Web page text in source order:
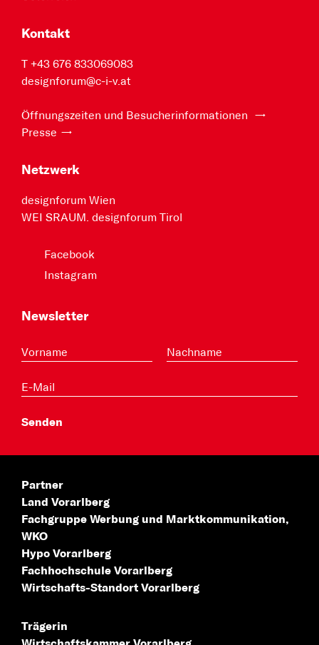
Kontakt
T +43 676 833069083
designforum@c-i-v.at
Öffnungszeiten und Besucherinformationen
Presse
Netzwerk
designforum Wien
WEI SRAUM. designforum Tirol
Facebook
Instagram
Newsletter
Partner
Land Vorarlberg
Fachgruppe Werbung und Marktkommunikation,
WKO
Hypo Vorarlberg
Fachhochschule Vorarlberg
Wirtschafts-Standort Vorarlberg
Trägerin